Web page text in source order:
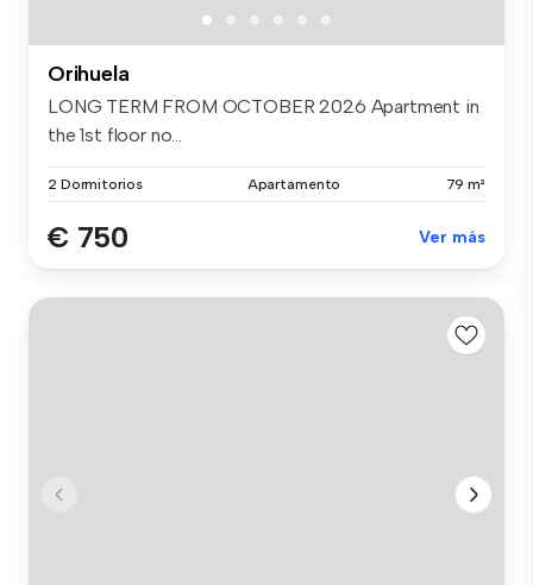
Orihuela
LONG TERM FROM OCTOBER 2026 Apartment in
the 1st floor no...
2 Dormitorios Apartamento 79 m²
€ 750 Ver más